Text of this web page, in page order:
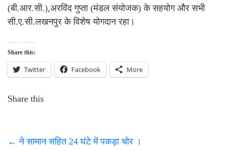
(बी.आर.सी.),अरविंद गुप्ता (मंडल संयोजक) के सहयोग और सभी
सी.ए.सी.लखनपुर के विशेष योगदान रहा।
Share this:
Twitter Facebook More
Share this
← ने सामान सहित 24 घंटे में पकड़ा चोर ।